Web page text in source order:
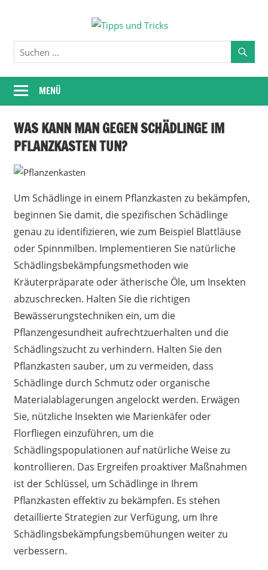
springen
und
Tricks
MENÜ
WAS KANN MAN GEGEN SCHÄDLINGE IM
PFLANZKASTEN TUN?
Um Schädlinge in einem Pflanzkasten zu bekämpfen,
beginnen Sie damit, die spezifischen Schädlinge
genau zu identifizieren, wie zum Beispiel Blattläuse
oder Spinnmilben. Implementieren Sie natürliche
Schädlingsbekämpfungsmethoden wie
Kräuterpräparate oder ätherische Öle, um Insekten
abzuschrecken. Halten Sie die richtigen
Bewässerungstechniken ein, um die
Pflanzengesundheit aufrechtzuerhalten und die
Schädlingszucht zu verhindern. Halten Sie den
Pflanzkasten sauber, um zu vermeiden, dass
Schädlinge durch Schmutz oder organische
Materialablagerungen angelockt werden. Erwägen
Sie, nützliche Insekten wie Marienkäfer oder
Florfliegen einzuführen, um die
Schädlingspopulationen auf natürliche Weise zu
kontrollieren. Das Ergreifen proaktiver Maßnahmen
ist der Schlüssel, um Schädlinge in Ihrem
Pflanzkasten effektiv zu bekämpfen. Es stehen
detaillierte Strategien zur Verfügung, um Ihre
Schädlingsbekämpfungsbemühungen weiter zu
verbessern.